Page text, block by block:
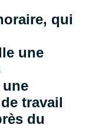
qui
une
travail
du